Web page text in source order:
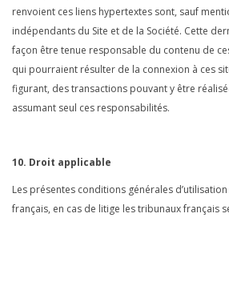
renvoient ces liens hypertextes sont, sauf
indépendants du Site et de la Société. Cette
façon être tenue responsable du contenu de
qui pourraient résulter de la connexion à ces
figurant, des transactions pouvant y être
assumant seul ces responsabilités.
10. Droit applicable
Les présentes conditions générales
français, en cas de litige les tribunaux français